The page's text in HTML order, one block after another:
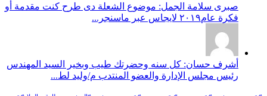
صبرى سلامة الجمل: موضوع الشعلة دى طرح كنت مقدمة أو
فكرة عام٢٠١٩ لايجاس عبر ماسنجر...
أشرف حسان: كل سنه وحضرتك طيب وبخير السيد المهندس
رئيس مجلس الإدارة والعضو المنتدب م/وليد لط...